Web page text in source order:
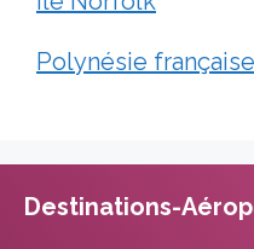
Polynésie française
Destinations-